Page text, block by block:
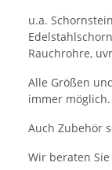
u.a.
Rauchrohre,
Alle Größen
immer möglich.
Auch Zubehör
Wir beraten